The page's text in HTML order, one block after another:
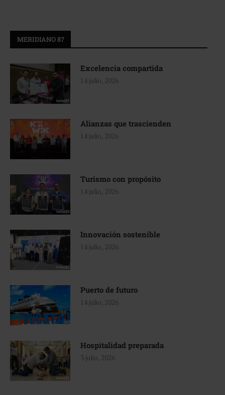
MERIDIANO 87
Excelencia compartida
14 julio, 2026
Alianzas que trascienden
14 julio, 2026
Turismo con propósito
14 julio, 2026
Innovación sostenible
14 julio, 2026
Puerto de futuro
14 julio, 2026
Hospitalidad preparada
3 julio, 2026